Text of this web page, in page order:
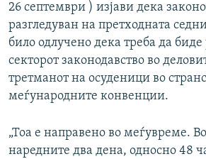
26 септември ) изјави дека
разгледуван на претходната
било одлучено дека треба да биде
секторот законодавство во
третманот на осуденици во
меѓународните конвенции.
„Тоа е направено во меѓувреме.
наредните два дена, односно 48